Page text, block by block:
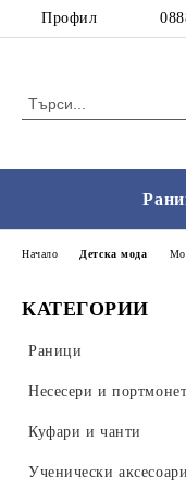
Профил
КАТЕГОРИИ
Раници
Ученически
Малки раници
Раници с колела
Несесери и
Несесери с пособия
Несесери без
Куфари и чанти
Чанти
Ученически аксесоари
Начало Детска мода